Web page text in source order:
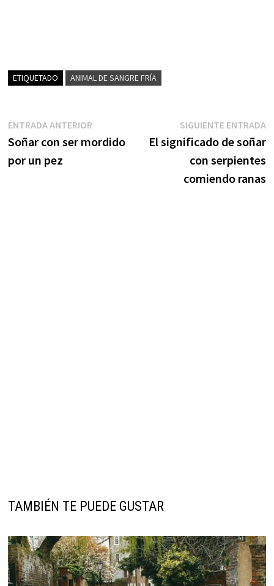
ETIQUETADO ANIMAL DE SANGRE FRÍA
Navegación
de
entradas
ENTRADA ANTERIOREntrada
anterior:
Soñar con ser mordido
por un pez
SIGUIENTE ENTRADA
El significado de soñar
con serpientes
comiendo ranas
TAMBIÉN TE PUEDE GUSTAR